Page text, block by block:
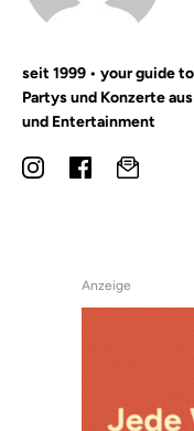
seit 1999 • your guide
Partys und Konzerte
und Entertainment
Anzeige